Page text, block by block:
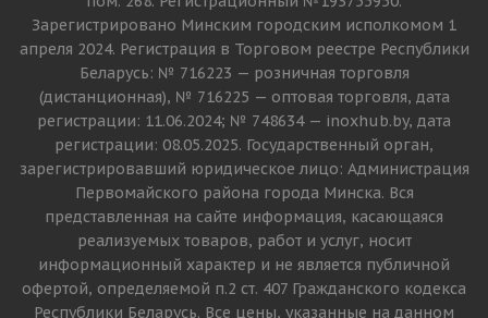
Зарегистрировано Минским городским исполкомом 1
апреля 2024. Регистрация в Торговом реестре Республики
Беларусь: № 716223 — розничная торговля
(дистанционная), № 716225 — оптовая торговля, дата
регистрации: 11.06.2024; № 748634 — inoxhub.by, дата
регистрации: 08.05.2025. Государственный орган,
зарегистрировавший юридическое лицо: Администрация
Первомайского района города Минска. Вся
представленная на сайте информация, касающаяся
реализуемых товаров, работ и услуг, носит
информационный характер и не является публичной
офертой, определяемой п.2 ст. 407 Гражданского кодекса
Республики Беларусь. Все цены, указанные на данном